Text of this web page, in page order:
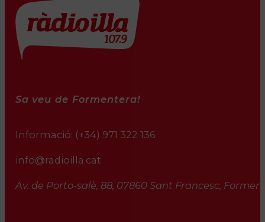
Sa veu de Formentera!
Informació: (+34) 971 322 136
info@radioilla.cat
Av. de Porto-salè, 88, 07860 Sant Francesc,